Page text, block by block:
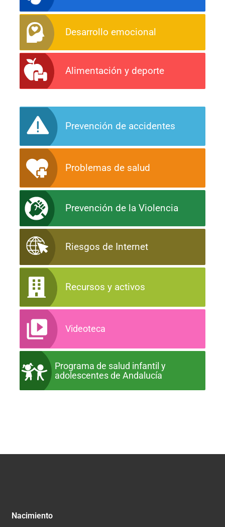
Desarrollo emocional
Alimentación y deporte
Prevención de accidentes
Problemas de salud
Prevención de la Violencia
Riesgos de Internet
Recursos y activos
Videoteca
Programa de salud infantil y
adolescentes de Andalucía
Nacimiento